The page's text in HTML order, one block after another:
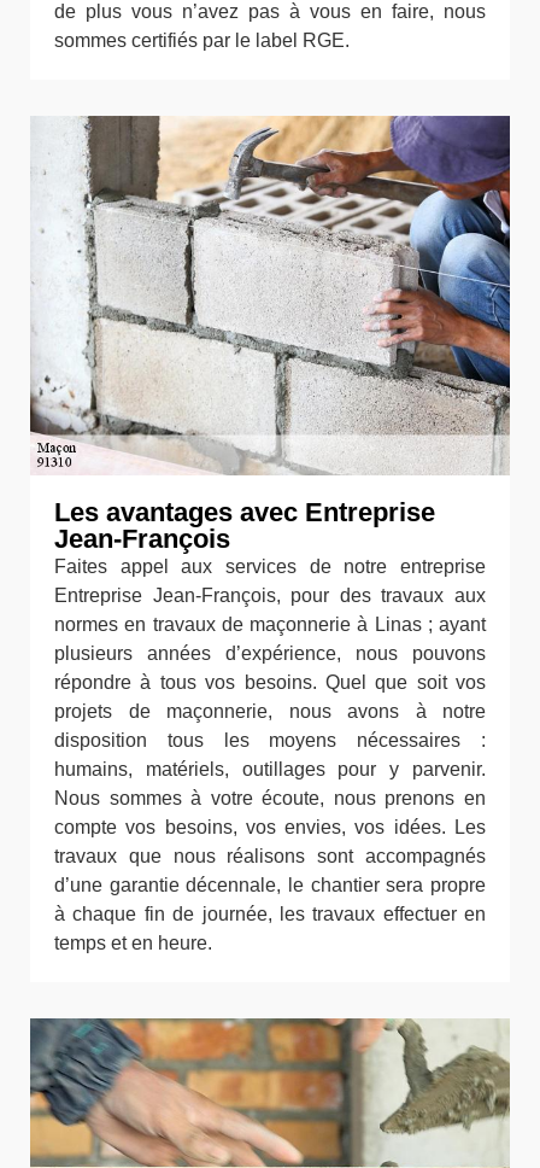
de plus vous n’avez pas à vous en faire, nous
sommes certifiés par le label RGE.
Les avantages avec Entreprise
Jean-François
Faites appel aux services de notre entreprise
Entreprise Jean-François, pour des travaux aux
normes en travaux de maçonnerie à Linas ; ayant
plusieurs années d’expérience, nous pouvons
répondre à tous vos besoins. Quel que soit vos
projets de maçonnerie, nous avons à notre
disposition tous les moyens nécessaires :
humains, matériels, outillages pour y parvenir.
Nous sommes à votre écoute, nous prenons en
compte vos besoins, vos envies, vos idées. Les
travaux que nous réalisons sont accompagnés
d’une garantie décennale, le chantier sera propre
à chaque fin de journée, les travaux effectuer en
temps et en heure.